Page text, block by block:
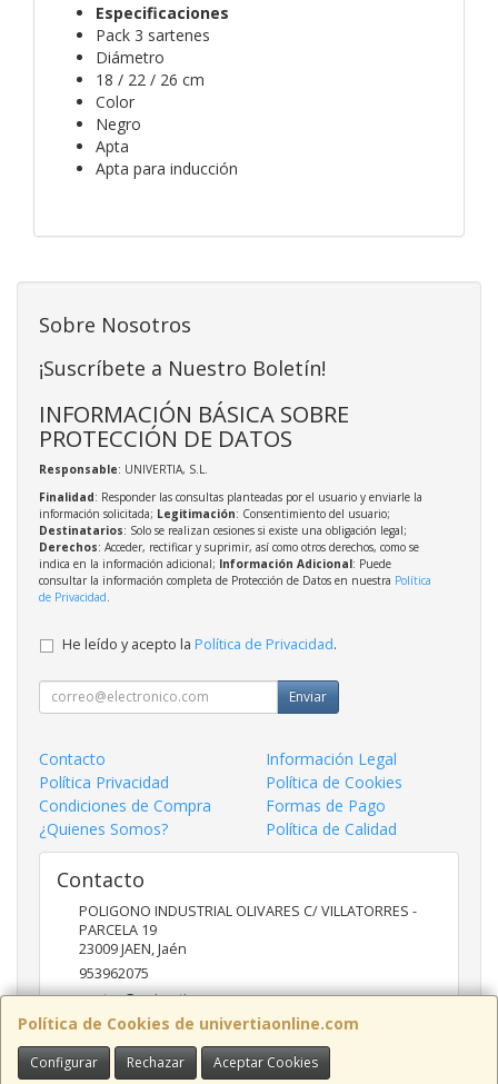
Especificaciones
Pack 3 sartenes
Diámetro
18 / 22 / 26 cm
Color
Negro
Apta
Apta para inducción
Política de Cookies de univertiaonline.com
Configurar Rechazar Aceptar Cookies
Sobre Nosotros
¡Suscríbete a Nuestro Boletín!
INFORMACIÓN BÁSICA SOBRE
PROTECCIÓN DE DATOS
Responsable: UNIVERTIA, S.L.
Finalidad: Responder las consultas planteadas por el usuario y enviarle la
información solicitada; Legitimación: Consentimiento del usuario;
Destinatarios: Solo se realizan cesiones si existe una obligación legal;
Derechos: Acceder, rectificar y suprimir, así como otros derechos, como se
indica en la información adicional; Información Adicional: Puede
consultar la información completa de Protección de Datos en nuestra Política
de Privacidad
He leído y acepto la Política de Privacidad.
Enviar
Contacto
Información Legal
Política Privacidad
Política de Cookies
Condiciones de Compra
Formas de Pago
¿Quienes Somos?
Política de Calidad
Contacto
POLIGONO INDUSTRIAL OLIVARES C/ VILLATORRES -
PARCELA 19
23009JAEN,Jaén
953962075
ventas@univertia.es
Horario